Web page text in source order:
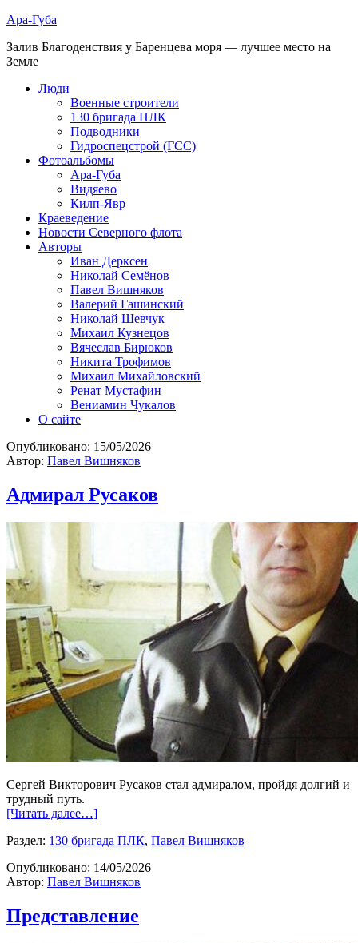
Ара-Губа
Залив Благоденствия у Баренцева моря — лучшее место на
Земле
Люди
Военные строители
130 бригада ПЛК
Подводники
Гидроспецстрой (ГСС)
Фотоальбомы
Ара-Губа
Видяево
Килп-Явр
Краеведение
Новости Северного флота
Авторы
Иван Дерксен
Николай Семёнов
Павел Вишняков
Валерий Гашинский
Николай Шевчук
Михаил Кузнецов
Вячеслав Бирюков
Никита Трофимов
Михаил Михайловский
Ренат Мустафин
Вениамин Чукалов
О сайте
Опубликовано: 15/05/2026
Автор: Павел Вишняков
Адмирал Русаков
Сергей Викторович Русаков стал адмиралом, пройдя долгий и
трудный путь.
[Читать далее…]
Раздел: 130 бригада ПЛК, Павел Вишняков
Опубликовано: 14/05/2026
Автор: Павел Вишняков
Представление